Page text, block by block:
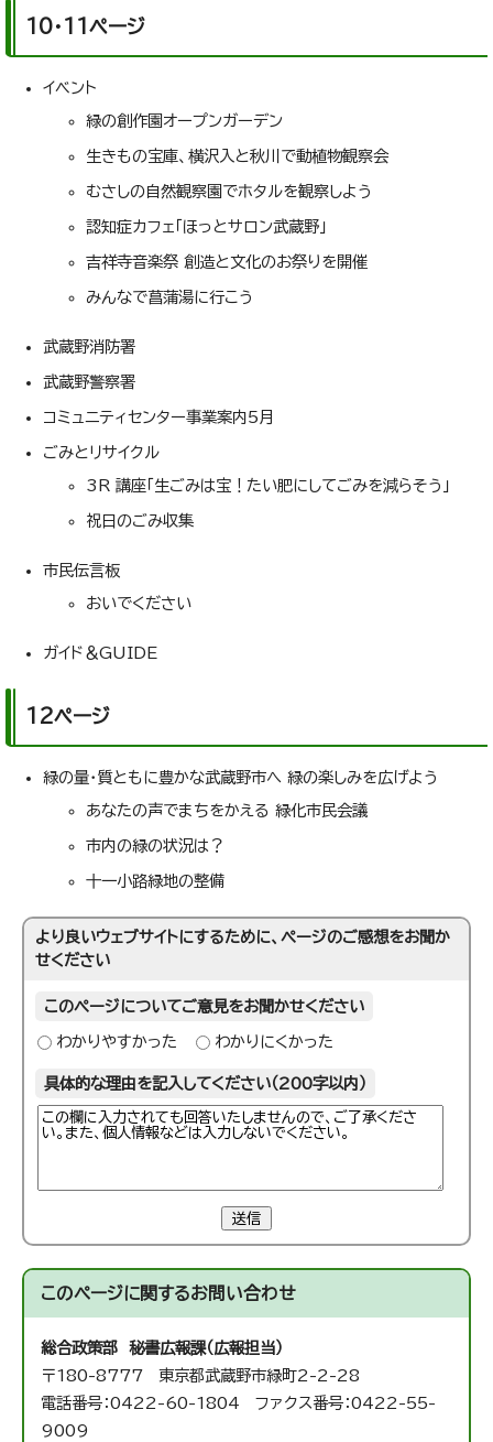
10・11ページ
イベント
緑の創作園オープンガーデン
生きもの宝庫、横沢入と秋川で動植物観察会
むさしの自然観察園でホタルを観察しよう
認知症カフェ「ほっとサロン武蔵野」
吉祥寺音楽祭 創造と文化のお祭りを開催
みんなで菖蒲湯に行こう
武蔵野消防署
武蔵野警察署
コミュニティセンター事業案内5月
ごみとリサイクル
3R 講座「生ごみは宝！たい肥にしてごみを減らそう」
祝日のごみ収集
市民伝言板
おいでください
ガイド＆GUIDE
12ページ
緑の量・質ともに豊かな武蔵野市へ 緑の楽しみを広げよう
あなたの声でまちをかえる 緑化市民会議
市内の緑の状況は？
十一小路緑地の整備
より良いウェブサイトにするために、ページのご感想をお聞か
せください
このページについてご意見をお聞かせください
わかりやすかった わかりにくかった
具体的な理由を記入してください（200字以内）
送信
このページに関するお問い合わせ
総合政策部 秘書広報課（広報担当）
〒180-8777 東京都武蔵野市緑町2-2-28
電話番号：0422-60-1804 ファクス番号：0422-55-
9009